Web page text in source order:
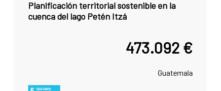
Planificación territorial sostenible en la
cuenca del lago Petén Itzá
473.092 €
Guatemala